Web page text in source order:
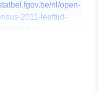
nl/open-
2011-leeftijd-